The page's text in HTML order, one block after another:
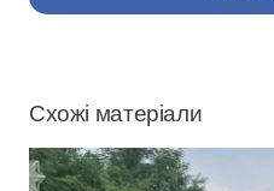
Схожі матеріали